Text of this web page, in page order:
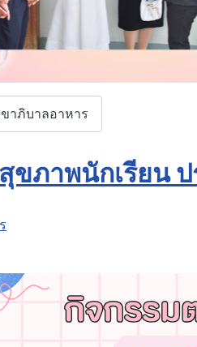
าภิบาลอาหาร
ขภาพนักเรียน